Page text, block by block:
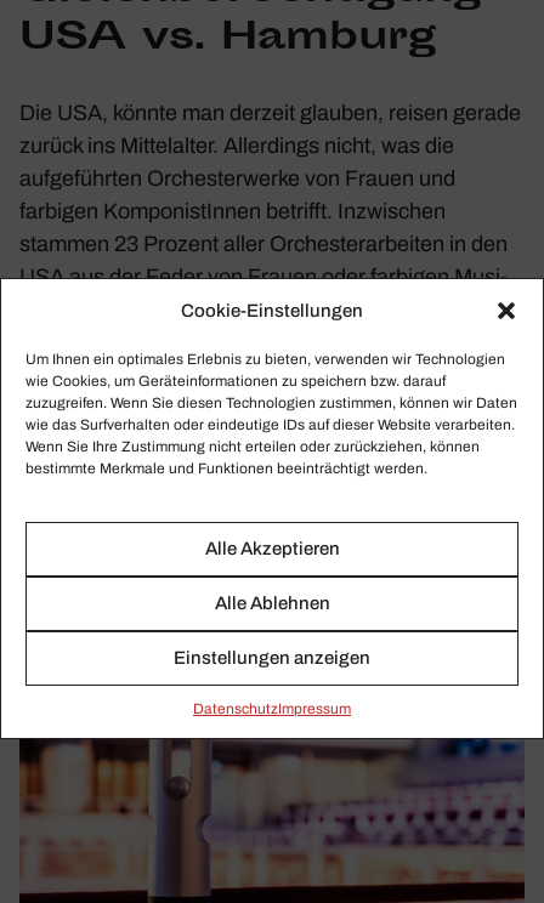
Cookie-Einstellungen
Um Ihnen ein optimales Erlebnis zu bieten, verwenden wir Technologien
wie Cookies, um Geräteinformationen zu speichern bzw. darauf
zuzugreifen. Wenn Sie diesen Technologien zustimmen, können wir Daten
wie das Surfverhalten oder eindeutige IDs auf dieser Website verarbeiten.
Wenn Sie Ihre Zustimmung nicht erteilen oder zurückziehen, können
bestimmte Merkmale und Funktionen beeinträchtigt werden.
Alle Akzeptieren
Alle Ablehnen
Einstellungen anzeigen
Daten­schutzImpressum
USA vs. Hamburg
Die USA, könnte man derzeit glauben, reisen gerade
zurück ins Mittel­alter. Aller­dings nicht, was die
aufge­führten Orches­ter­werke von Frauen und
farbigen Kompo­nis­tInnen betrifft. Inzwi­schen
stammen 23 Prozent aller Orches­ter­ar­beiten in den
USA aus der Feder von Frauen oder farbigen Musi­
2015 waren es nur fünf Prozent
der Linken im Senat ergeben, dass Frauen 41
Prozent der Regie­ar­beiten über­nehmen, aber nur 13
Prozent der Regie­gagen kassieren. Männer indes
über­nehmen 59 Prozent der Regie­ar­beiten und
OPUS-absurd